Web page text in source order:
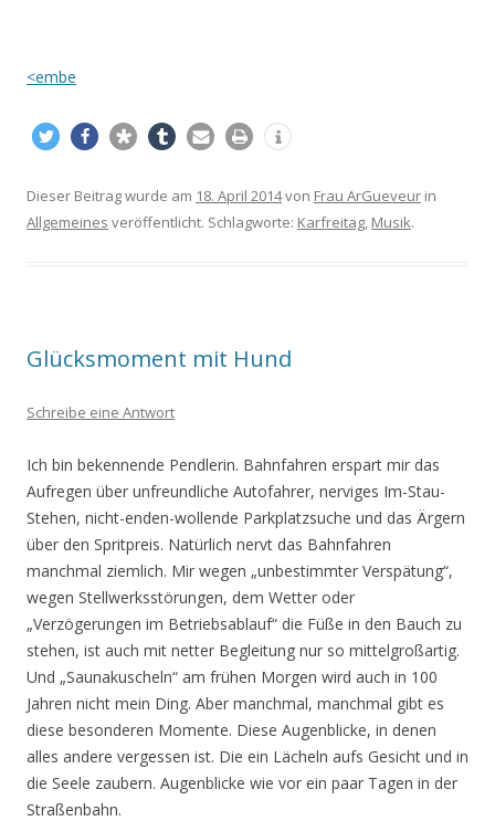
<embe
Dieser Beitrag wurde am 18. April 2014von Frau ArGueveur in
Allgemeines veröffentlicht. Schlagworte: Karfreitag, Musik.
Glücksmoment mit Hund
Schreibe eine Antwort
Ich bin bekennende Pendlerin. Bahnfahren erspart mir das
Aufregen über unfreundliche Autofahrer, nerviges Im-Stau-
Stehen, nicht-enden-wollende Parkplatzsuche und das Ärgern
über den Spritpreis. Natürlich nervt das Bahnfahren
manchmal ziemlich. Mir wegen „unbestimmter Verspätung“,
wegen Stellwerksstörungen, dem Wetter oder
„Verzögerungen im Betriebsablauf“ die Füße in den Bauch zu
stehen, ist auch mit netter Begleitung nur so mittelgroßartig.
Und „Saunakuscheln“ am frühen Morgen wird auch in 100
Jahren nicht mein Ding. Aber manchmal, manchmal gibt es
diese besonderen Momente. Diese Augenblicke, in denen
alles andere vergessen ist. Die ein Lächeln aufs Gesicht und in
die Seele zaubern. Augenblicke wie vor ein paar Tagen in der
Straßenbahn.